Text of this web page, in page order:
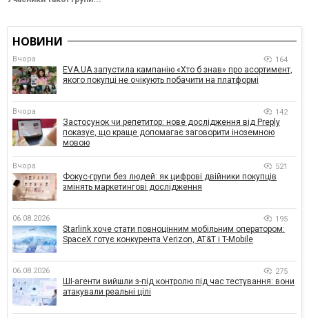
НОВИНИ
Вчора 164
EVA.UA запустила кампанію «Хто б знав» про асортимент,
якого покупці не очікують побачити на платформі
Вчора 142
Застосунок чи репетитор: нове дослідження від Preply
показує, що краще допомагає заговорити іноземною
мовою
Вчора 521
Фокус-групи без людей: як цифрові двійники покупців
змінять маркетингові дослідження
06.08.2026 195
Starlink хоче стати повноцінним мобільним оператором:
SpaceX готує конкурента Verizon, AT&T і T-Mobile
06.08.2026 275
ШІ-агенти вийшли з-під контролю під час тестування: вони
атакували реальні цілі